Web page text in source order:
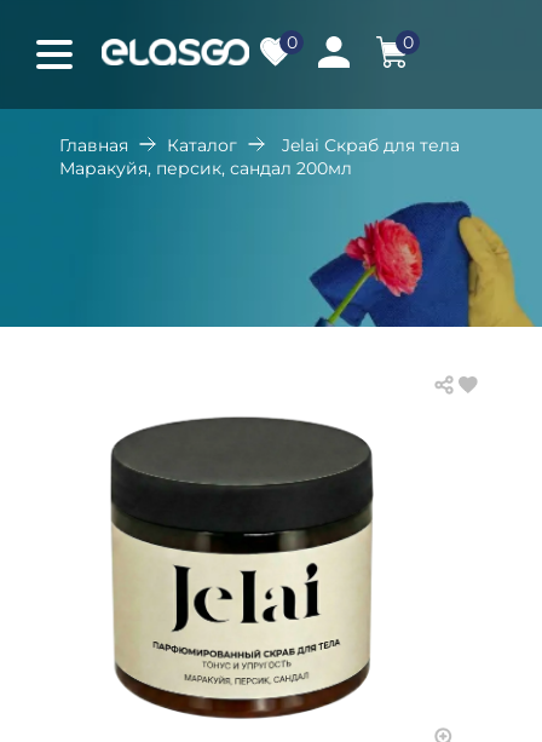
0 0
Главная Каталог
Jelai Скраб для тела
Маракуйя, персик, сандал 200мл